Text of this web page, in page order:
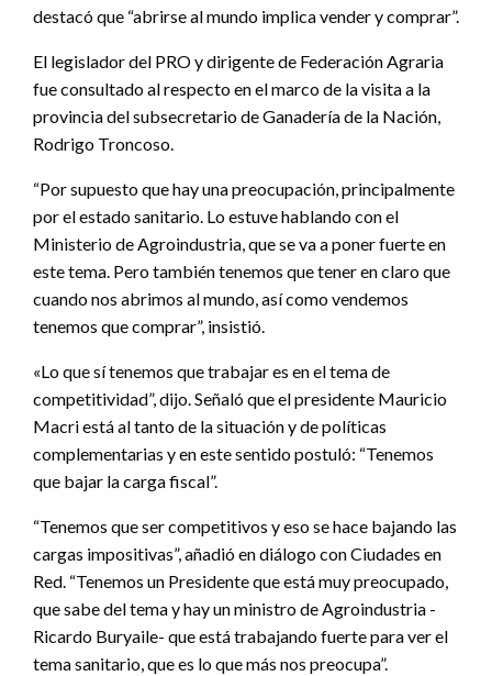
destacó que “abrirse al mundo implica vender y comprar”.
El legislador del PRO y dirigente de Federación Agraria
fue consultado al respecto en el marco de la visita a la
provincia del subsecretario de Ganadería de la Nación,
Rodrigo Troncoso.
“Por supuesto que hay una preocupación, principalmente
por el estado sanitario. Lo estuve hablando con el
Ministerio de Agroindustria, que se va a poner fuerte en
este tema. Pero también tenemos que tener en claro que
cuando nos abrimos al mundo, así como vendemos
tenemos que comprar”, insistió.
«Lo que sí tenemos que trabajar es en el tema de
competitividad”, dijo. Señaló que el presidente Mauricio
Macri está al tanto de la situación y de políticas
complementarias y en este sentido postuló: “Tenemos
que bajar la carga fiscal”.
“Tenemos que ser competitivos y eso se hace bajando las
cargas impositivas”, añadió en diálogo con Ciudades en
Red. “Tenemos un Presidente que está muy preocupado,
que sabe del tema y hay un ministro de Agroindustria -
Ricardo Buryaile- que está trabajando fuerte para ver el
tema sanitario, que es lo que más nos preocupa”.